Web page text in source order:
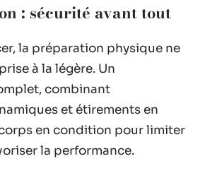
: sécurité avant tout
la préparation physique ne
à la légère. Un
combinant
et étirements en
en condition pour limiter
la performance.